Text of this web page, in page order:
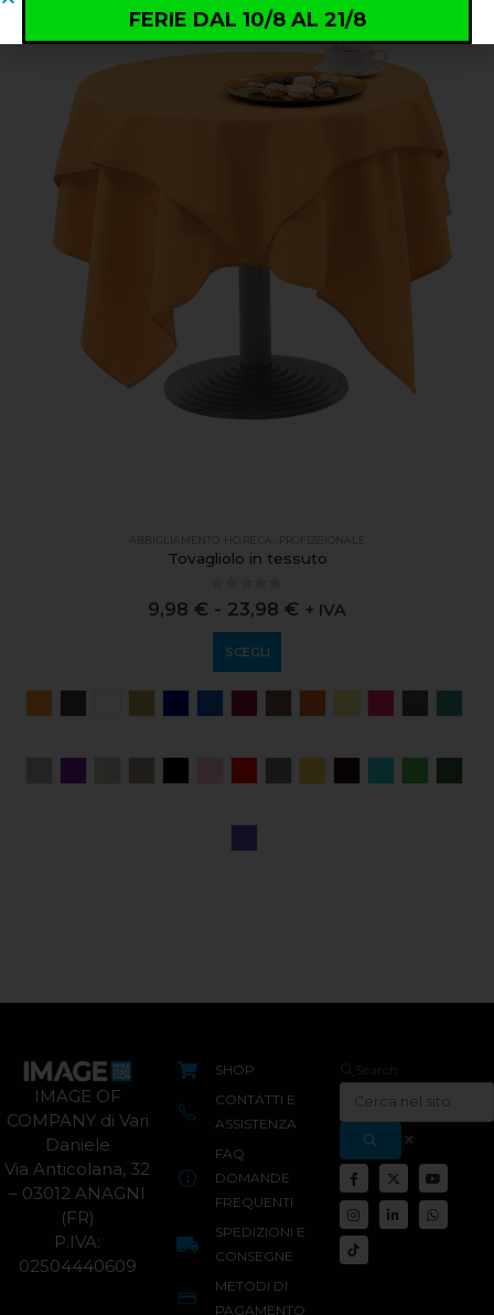
ABBIGLIAMENTO HO.RE.CA. PROFESSIONALE
Tovagliolo in tessuto
out of 5
9,98 € - 23,98 € + IVA
SCEGLI
IMAGE OF
COMPANY di Vari
Daniele
Via Anticolana, 32
– 03012 ANAGNI
(FR)
P.IVA:
02504440609
SHOP
CONTATTI E
ASSISTENZA
FAQ
DOMANDE
FREQUENTI
SPEDIZIONI E
CONSEGNE
METODI DI
PAGAMENTO
FERIE DAL 10/8 AL 21/8